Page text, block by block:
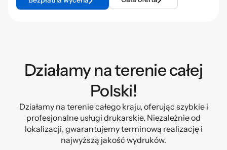
Działamy na terenie całej
Polski!
Działamy na terenie całego kraju, oferując szybkie i
profesjonalne usługi drukarskie. Niezależnie od
lokalizacji, gwarantujemy terminową realizację i
najwyższą jakość wydruków.